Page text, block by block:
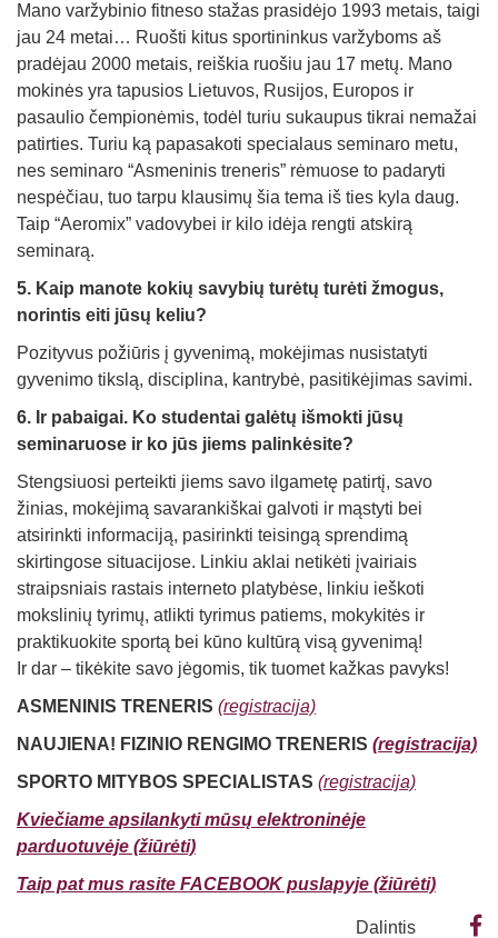
Mano varžybinio fitneso stažas prasidėjo 1993 metais, taigi
jau 24 metai… Ruošti kitus sportininkus varžyboms aš
pradėjau 2000 metais, reiškia ruošiu jau 17 metų. Mano
mokinės yra tapusios Lietuvos, Rusijos, Europos ir
pasaulio čempionėmis, todėl turiu sukaupus tikrai nemažai
patirties. Turiu ką papasakoti specialaus seminaro metu,
nes seminaro “Asmeninis treneris” rėmuose to padaryti
nespėčiau, tuo tarpu klausimų šia tema iš ties kyla daug.
Taip “Aeromix” vadovybei ir kilo idėja rengti atskirą
seminarą.
5. Kaip manote kokių savybių turėtų turėti žmogus,
norintis eiti jūsų keliu?
Pozityvus požiūris į gyvenimą, mokėjimas nusistatyti
gyvenimo tikslą, disciplina, kantrybė, pasitikėjimas savimi.
6. Ir pabaigai. Ko studentai galėtų išmokti jūsų
seminaruose ir ko jūs jiems palinkėsite?
Stengsiuosi perteikti jiems savo ilgametę patirtį, savo
žinias, mokėjimą savarankiškai galvoti ir mąstyti bei
atsirinkti informaciją, pasirinkti teisingą sprendimą
skirtingose situacijose. Linkiu aklai netikėti įvairiais
straipsniais rastais interneto platybėse, linkiu ieškoti
mokslinių tyrimų, atlikti tyrimus patiems, mokykitės ir
praktikuokite sportą bei kūno kultūrą visą gyvenimą!
Ir dar – tikėkite savo jėgomis, tik tuomet kažkas pavyks!
ASMENINIS TRENERIS (registracija)
NAUJIENA! FIZINIO RENGIMO TRENERIS (registracija)
SPORTO MITYBOS SPECIALISTAS (registracija)
Kviečiame apsilankyti mūsų elektroninėje
parduotuvėje (žiūrėti)
Taip pat mus rasite FACEBOOK puslapyje (žiūrėti)
Dalintis